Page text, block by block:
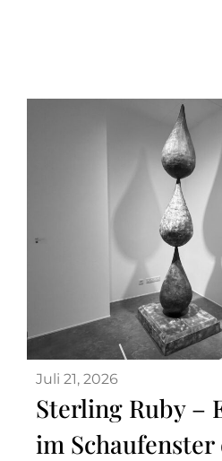
Juli 21, 2026
Sterling Ruby –
im Schaufenster